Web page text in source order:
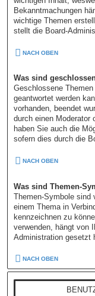
Bekanntmachungen
wichtige Themen
stellt die Board-
NACH OBEN
Was sind
Geschlossene
geantwortet werden
vorhanden, beendet
durch einen Moderator
haben Sie auch die
sofern dies durch die
NACH OBEN
Was sind Themen-
Themen-Symbole sind
einem Thema in
kennzeichnen zu
verwenden, hängt von
Administration gesetzt
NACH OBEN